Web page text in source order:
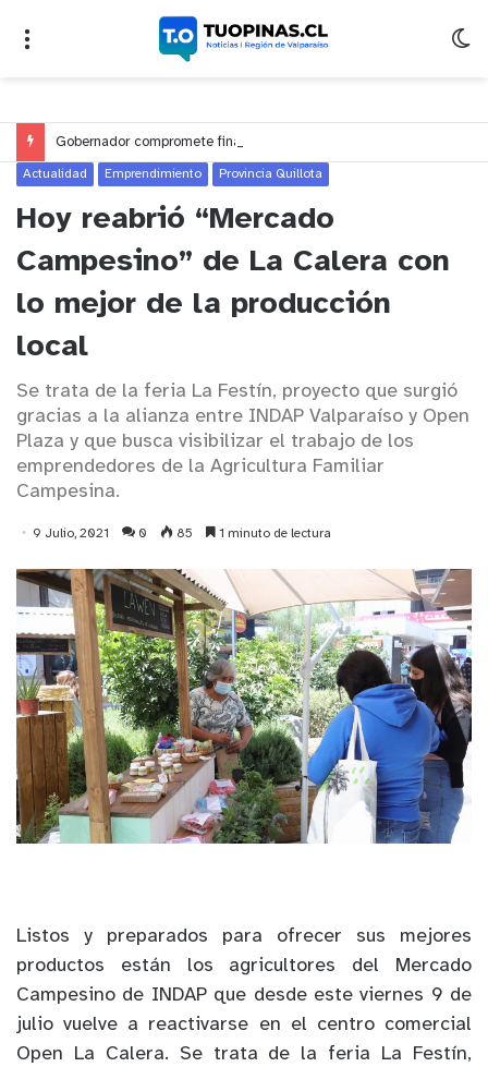
Actualidad Emprendimiento Provincia Quillota
Hoy reabrió “Mercado
Campesino” de La Calera con
lo mejor de la producción
local
Se trata de la feria La Festín, proyecto que surgió
gracias a la alianza entre INDAP Valparaíso y Open
Plaza y que busca visibilizar el trabajo de los
emprendedores de la Agricultura Familiar
Campesina.
9 Julio, 2021 0 85 1 minuto de lectura
Listos y preparados para ofrecer sus mejores
productos están los agricultores del Mercado
Campesino de INDAP que desde este viernes 9 de
julio vuelve a reactivarse en el centro comercial
Open La Calera. Se trata de la feria La Festín,